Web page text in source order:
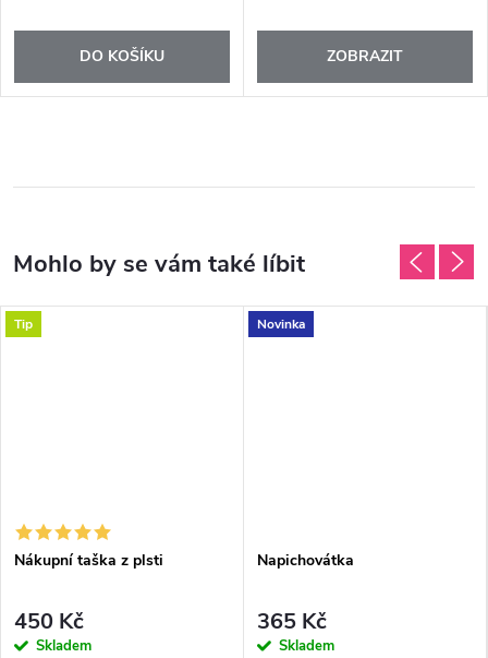
DO KOŠÍKU ZOBRAZIT
Tip
Nákupní taška z plsti
450 Kč
Skladem
Novinka
Napichovátka
365 Kč
Skladem